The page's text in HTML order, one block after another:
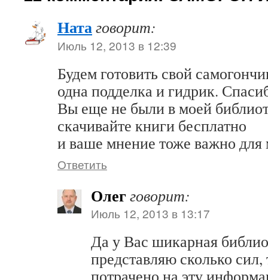
Натаговорит:
Июль 12, 2013 в 12:39
Будем готовить свой
одна подделка и гидрик.
Вы еще не были в моей
скачивайте книги бесплатно
и ваше мнение тоже важно для
Ответить
Олегговорит:
Июль 12, 2013 в 13:17
Да у Вас шикарная
представляю сколько
потрачено на эту